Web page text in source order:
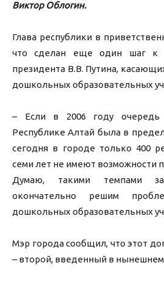
Виктор Облогин.
Глава республики в
что сделан еще один шаг к
президента В.В. Путина,
дошкольных образовательных
– Если в 2006 году
Республике Алтай была в
сегодня в городе только 400
семи лет не имеют возможности
Думаю, такими темпами
окончательно решим
дошкольных образовательных
Мэр города сообщил, что этот
– второй, введенный в нынешнем